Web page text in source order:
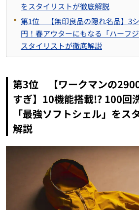
をスタイリストが徹底解説
第1位 【無印良品の隠れ名品】3
円！春アウターにもなる「ハーフ
スタイリストが徹底解説
第3位 【ワークマンの
すぎ】10機能搭載!? 100回
「最強ソフトシェル」をス
解説